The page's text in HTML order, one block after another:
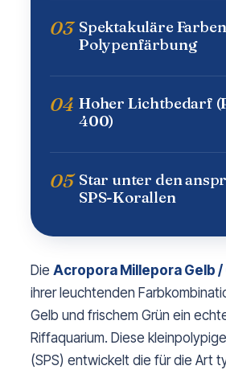
03 Spektakuläre
Polypenfärbung
04 Hoher Lichtbedarf
400)
05 Star unter den
SPS-Korallen
Die Acropora Millepora Gelb /
ihrer leuchtenden
Gelb und frischem Grün ein
Riffaquarium. Diese
(SPS) entwickelt die für die Art